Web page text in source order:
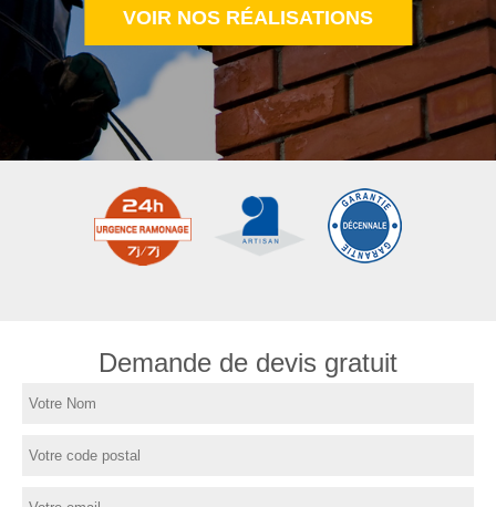
VOIR NOS RÉALISATIONS
Demande de devis gratuit